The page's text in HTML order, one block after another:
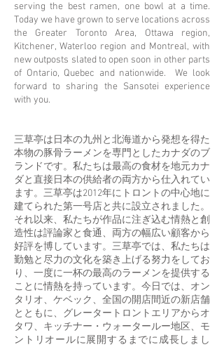
serving the best ramen, one bowl at a time.
Today we have grown to serve locations across
the Greater Toronto Area, Ottawa region,
Kitchener, Waterloo region and Montreal, with
new outposts slated to open soon in other parts
of Ontario, Quebec and nationwide. We look
forward to sharing the Sansotei experience
with you.
三草亭は日本の九州と北海道から発想を得た
本物の豚骨ラーメンを専門としたカナダのブ
ランドです。私たちは最高の食材を地元カナ
ダと直接日本の供給者の両方から仕入れてい
ます。三草亭は2012年にトロントの中心地に
建てられた第一号店と共に設立されました。
それ以来、私たちが作品に注ぎ込む情熱と創
造性は評論家と食通、両方の幅広い顧客から
好評を博しています。三草亭では、私たちは
勤勉と尽力の文化を築き上げる努力をしてお
り、一度に一杯の最高のラーメンを提供する
ことに情熱を持っています。今日では、オン
タリオ、ケベック、全国の開店間近の新店舗
とともに、グレータートロントエリアからオ
タワ、キッチナー・ウォータールー地区、モ
ントリオールに展開するまでに成長しまし